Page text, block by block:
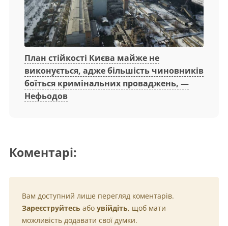
План стійкості Києва майже не
виконується, адже більшість чиновників
боїться кримінальних проваджень, —
Нефьодов
Коментарі:
Вам доступний лише перегляд коментарів.
Зареєструйтесь або увійдіть, щоб мати
можливість додавати свої думки.